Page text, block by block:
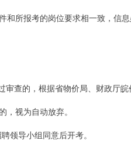
所报考的岗位要求相一致，信
查的，根据省物价局、财政厅皖
，视为自动放弃。
领导小组同意后开考。